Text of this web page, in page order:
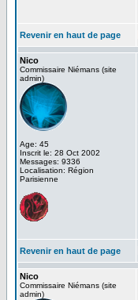
Revenir en haut de page
Nico
Commissaire Niémans (site
admin)
Age: 45
Inscrit le: 28 Oct 2002
Messages: 9336
Localisation: Région
Parisienne
Revenir en haut de page
Nico
Commissaire Niémans (site
admin)